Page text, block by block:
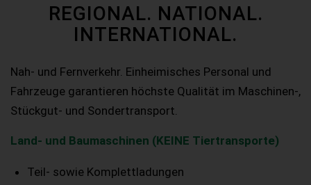
REGIONAL. NATIONAL.
INTERNATIONAL.
Nah- und Fernverkehr. Einheimisches Personal und
Fahrzeuge garantieren höchste Qualität im Maschinen-,
Stückgut- und Sondertransport.
Land- und Baumaschinen (KEINE Tiertransporte)
Teil- sowie Komplettladungen